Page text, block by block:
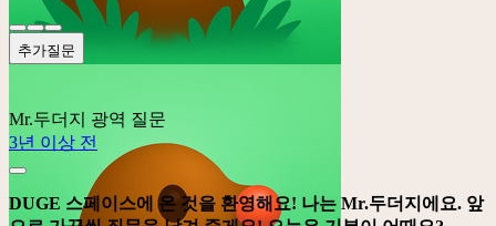
추가질문
Mr.두더지
광역 질문
3년 이상 전
DUGE 스페이스에 온 것을 환영해요! 나는 Mr.두더지에요. 앞